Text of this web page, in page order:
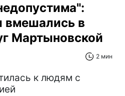
вмешались в
Мартыновской
2 мин
к людям с